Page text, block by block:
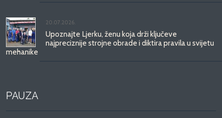
20.07.2026.
Upoznajte Ljerku, ženu koja drži ključeve
najpreciznije strojne obrade i diktira pravila u svijetu
mehanike
PAUZA